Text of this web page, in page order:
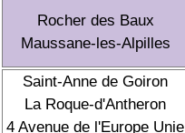
Rocher des Baux
Maussane-les-Alpilles
Saint-Anne de Goiron
La Roque-d'Antheron
4 Avenue de l'Europe Unie